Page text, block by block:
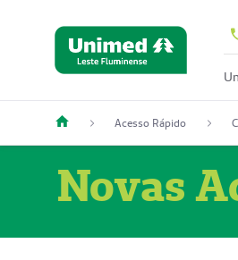
Acesso Rápido
Novas